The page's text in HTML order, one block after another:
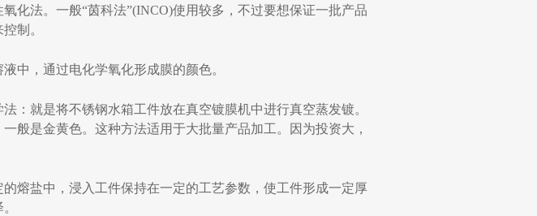
化法。一般“茵科法”(INCO)使用较多，不过要想保证一批产品
制。
中，通过电化学氧化形成膜的颜色。
：就是将不锈钢水箱工件放在真空镀膜机中进行真空蒸发镀。
般是金黄色。这种方法适用于大批量产品加工。因为投资大，
熔盐中，浸入工件保持在一定的工艺参数，使工件形成一定厚